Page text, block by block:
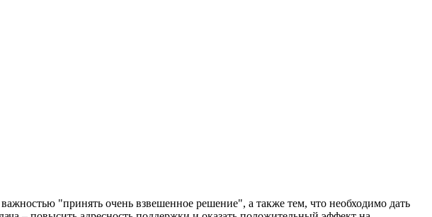
"принять очень взвешенное решение", а также тем, что необходимо дать